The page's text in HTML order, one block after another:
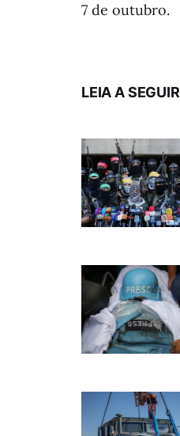
7 de outubro.
LEIA A SEGUIR